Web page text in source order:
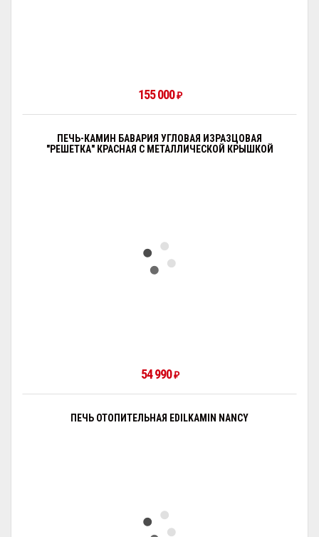
155 000₽
ПЕЧЬ-КАМИН БАВАРИЯ УГЛОВАЯ ИЗРАЗЦОВАЯ
"РЕШЕТКА" КРАСНАЯ С МЕТАЛЛИЧЕСКОЙ КРЫШКОЙ
54 990₽
ПЕЧЬ ОТОПИТЕЛЬНАЯ EDILKAMIN NANCY